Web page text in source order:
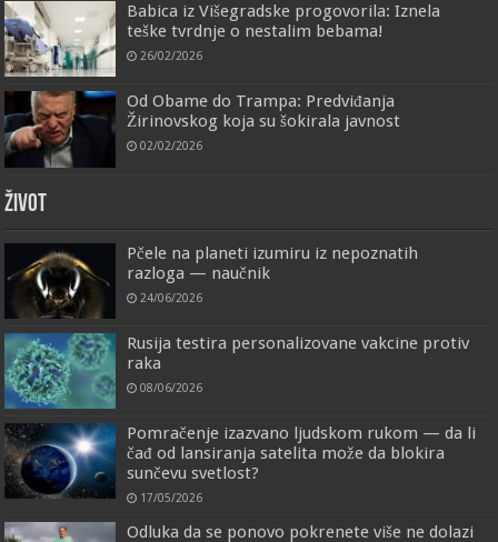
Babica iz Višegradske progovorila: Iznela
teške tvrdnje o nestalim bebama!
26/02/2026
Od Obame do Trampa: Predviđanja
Žirinovskog koja su šokirala javnost
02/02/2026
ŽIVOT
Pčele na planeti izumiru iz nepoznatih
razloga — naučnik
24/06/2026
Rusija testira personalizovane vakcine protiv
raka
08/06/2026
Pomračenje izazvano ljudskom rukom — da li
čađ od lansiranja satelita može da blokira
sunčevu svetlost?
17/05/2026
Odluka da se ponovo pokrenete više ne dolazi